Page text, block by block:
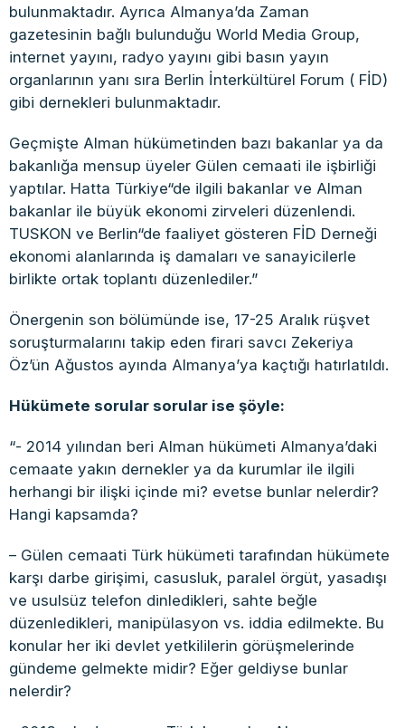
bulunmaktadır. Ayrıca Almanya’da Zaman
gazetesinin bağlı bulunduğu World Media Group,
internet yayını, radyo yayını gibi basın yayın
organlarının yanı sıra Berlin İnterkültürel Forum ( FİD)
gibi dernekleri bulunmaktadır.
Geçmişte Alman hükümetinden bazı bakanlar ya da
bakanlığa mensup üyeler Gülen cemaati ile işbirliği
yaptılar. Hatta Türkiye“de ilgili bakanlar ve Alman
bakanlar ile büyük ekonomi zirveleri düzenlendi.
TUSKON ve Berlin“de faaliyet gösteren FİD Derneği
ekonomi alanlarında iş damaları ve sanayicilerle
birlikte ortak toplantı düzenlediler.”
Önergenin son bölümünde ise, 17-25 Aralık rüşvet
soruşturmalarını takip eden firari savcı Zekeriya
Öz’ün Ağustos ayında Almanya’ya kaçtığı hatırlatıldı.
Hükümete sorular sorular ise şöyle:
“- 2014 yılından beri Alman hükümeti Almanya’daki
cemaate yakın dernekler ya da kurumlar ile ilgili
herhangi bir ilişki içinde mi? evetse bunlar nelerdir?
Hangi kapsamda?
– Gülen cemaati Türk hükümeti tarafından hükümete
karşı darbe girişimi, casusluk, paralel örgüt, yasadışı
ve usulsüz telefon dinledikleri, sahte beğle
düzenledikleri, manipülasyon vs. iddia edilmekte. Bu
konular her iki devlet yetkililerin görüşmelerinde
gündeme gelmekte midir? Eğer geldiyse bunlar
nelerdir?